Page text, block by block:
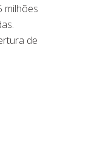
milhões
de